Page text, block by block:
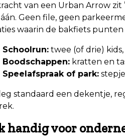
van een Urban Arrow
Geen file, geen
waarin de bakfiets punten
Schoolrun: twee (of drie)
Boodschappen: kratten en
Speelafspraak of park:
standaard een dekentje,
handig voor